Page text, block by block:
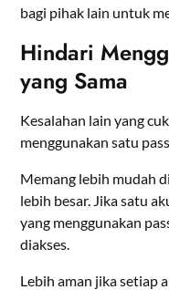
bagi pihak lain untuk
Hindari
yang Sama
Kesalahan lain yang
menggunakan satu
Memang lebih mudah
lebih besar. Jika satu
yang menggunakan
diakses.
Lebih aman jika setiap